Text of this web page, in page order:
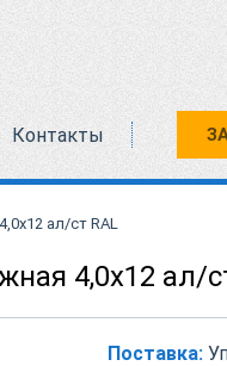
Контакты
ал/ст RAL
4,0х12 ал/
Поставка: